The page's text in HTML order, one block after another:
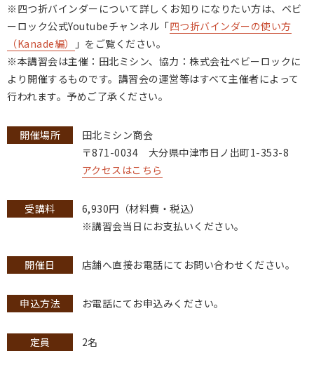
※四つ折バインダーについて詳しくお知りになりたい方は、ベビ
ーロック公式Youtubeチャンネル「四つ折バインダーの使い方
（Kanade編）
」をご覧ください。
※本講習会は主催：田北ミシン、協力：株式会社ベビーロックに
より開催するものです。講習会の運営等はすべて主催者によって
行われます。予めご了承ください。
開催場所
田北ミシン商会
〒871-0034 大分県中津市日ノ出町1-353-8
アクセスはこちら
受講料
6,930円（材料費・税込）
※講習会当日にお支払いください。
開催日 店舗へ直接お電話にてお問い合わせください。
申込方法 お電話にてお申込みください。
定員 2名